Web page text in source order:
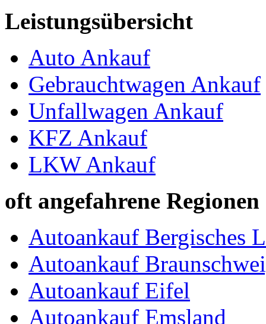
Leistungsübersicht
Auto Ankauf
Gebrauchtwagen Ankauf
Unfallwagen Ankauf
KFZ Ankauf
LKW Ankauf
oft angefahrene Regionen
Autoankauf Bergisches
Autoankauf
Autoankauf Eifel
Autoankauf Emsland